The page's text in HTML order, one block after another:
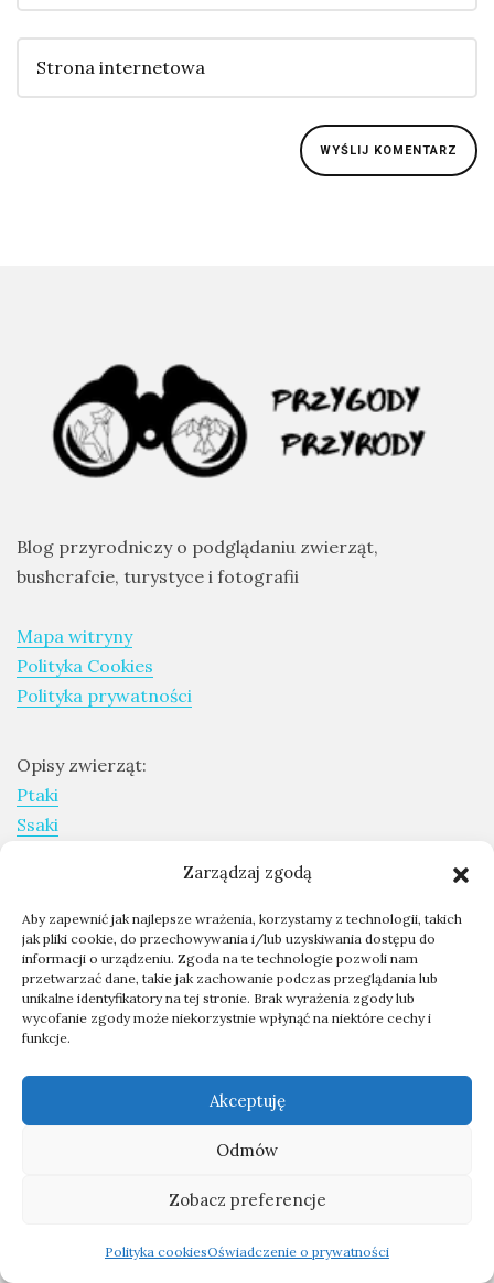
Zarządzaj zgodą
Aby zapewnić jak najlepsze wrażenia, korzystamy z technologii, takich
jak pliki cookie, do przechowywania i/lub uzyskiwania dostępu do
informacji o urządzeniu. Zgoda na te technologie pozwoli nam
przetwarzać dane, takie jak zachowanie podczas przeglądania lub
unikalne identyfikatory na tej stronie. Brak wyrażenia zgody lub
wycofanie zgody może niekorzystnie wpłynąć na niektóre cechy i
funkcje.
Akceptuję
Odmów
Zobacz preferencje
Polityka cookiesOświadczenie o prywatności
Blog przyrodniczy o podglądaniu zwierząt,
bushcrafcie, turystyce i fotografii
Mapa witryny
Polityka Cookies
Polityka prywatności
Opisy zwierząt:
Ptaki
Ssaki
Płazy
Kategorie:
Ekwipunek
Wyprawy
Poradnik
Expeditions report
Skontaktuj się ze mną